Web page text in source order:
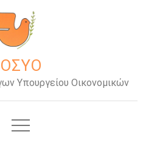
ΟΣΥΟ
Υπουργείου Οικονομικών